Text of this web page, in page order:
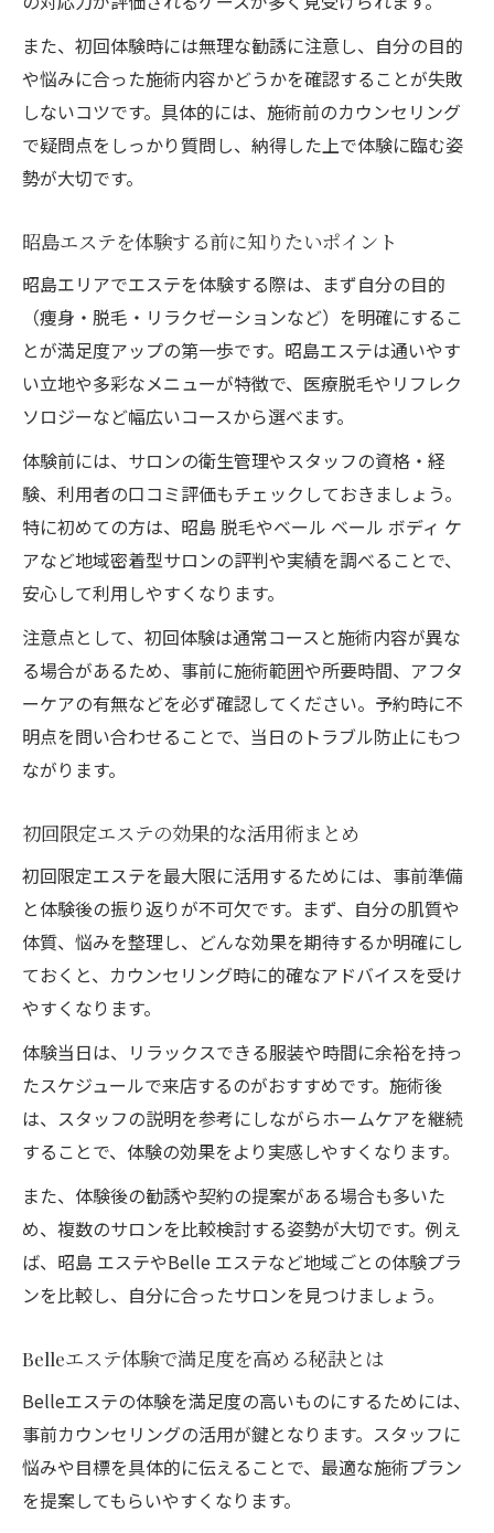
エステ体験で満足度が上がる選び方を伝授
ベールボディケアの施術を受ける前のポイ
ント
昭島エステで人気の体験メニュー比較
Belleエステ体験をリピートしたくなる理由
リーズナブルにエステ効果を実感したい方必見
の方法
エステ初回体験でリーズナブルに効果を実
感
昭島エステの割引活用でお得に美肌を目指
す
Belleエステのクーポン情報を上手に使うコ
ツ
医療脱毛とエステ脱毛の違いを知って選択
ベールボディケア体験で費用対効果を比較
エステ初回体験で分かる施術の本当の効果
昭島エステで新常識となる選び方を伝授
Belleエステ初回体験後のアフターケアに注
目
ベールボディケアで得られる最新美容情報
お得に始めるエステ体験で違いを感じる理由
エステ体験で感じるお得感の理由を徹底解
説
昭島エステの料金体系と特典を知って活用
Belleエステ体験で他と差がつくポイント
ベールボディケアで実感する効果と満足度
口コミを活用してエステ選びに失敗しない
また、初回体験時には無理な勧誘に注意し、自分の目的
や悩みに合った施術内容かどうかを確認することが失敗
しないコツです。具体的には、施術前のカウンセリング
で疑問点をしっかり質問し、納得した上で体験に臨む姿
勢が大切です。
昭島エステを体験する前に知りたいポイント
昭島エリアでエステを体験する際は、まず自分の目的
（痩身・脱毛・リラクゼーションなど）を明確にするこ
とが満足度アップの第一歩です。昭島エステは通いやす
い立地や多彩なメニューが特徴で、医療脱毛やリフレク
ソロジーなど幅広いコースから選べます。
体験前には、サロンの衛生管理やスタッフの資格・経
験、利用者の口コミ評価もチェックしておきましょう。
特に初めての方は、昭島 脱毛やベール ベール ボディ ケ
アなど地域密着型サロンの評判や実績を調べることで、
安心して利用しやすくなります。
注意点として、初回体験は通常コースと施術内容が異な
る場合があるため、事前に施術範囲や所要時間、アフタ
ーケアの有無などを必ず確認してください。予約時に不
明点を問い合わせることで、当日のトラブル防止にもつ
ながります。
初回限定エステの効果的な活用術まとめ
初回限定エステを最大限に活用するためには、事前準備
と体験後の振り返りが不可欠です。まず、自分の肌質や
体質、悩みを整理し、どんな効果を期待するか明確にし
ておくと、カウンセリング時に的確なアドバイスを受け
やすくなります。
体験当日は、リラックスできる服装や時間に余裕を持っ
たスケジュールで来店するのがおすすめです。施術後
は、スタッフの説明を参考にしながらホームケアを継続
することで、体験の効果をより実感しやすくなります。
また、体験後の勧誘や契約の提案がある場合も多いた
め、複数のサロンを比較検討する姿勢が大切です。例え
ば、昭島 エステやBelle エステなど地域ごとの体験プラ
ンを比較し、自分に合ったサロンを見つけましょう。
Belleエステ体験で満足度を高める秘訣とは
Belleエステの体験を満足度の高いものにするためには、
事前カウンセリングの活用が鍵となります。スタッフに
悩みや目標を具体的に伝えることで、最適な施術プラン
を提案してもらいやすくなります。